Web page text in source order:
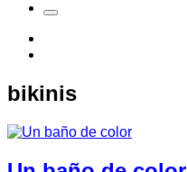
bikinis